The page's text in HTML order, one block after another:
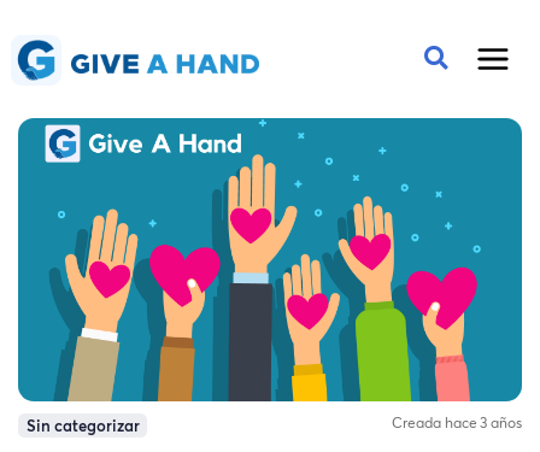
Sin categorizar Creada hace 3 años